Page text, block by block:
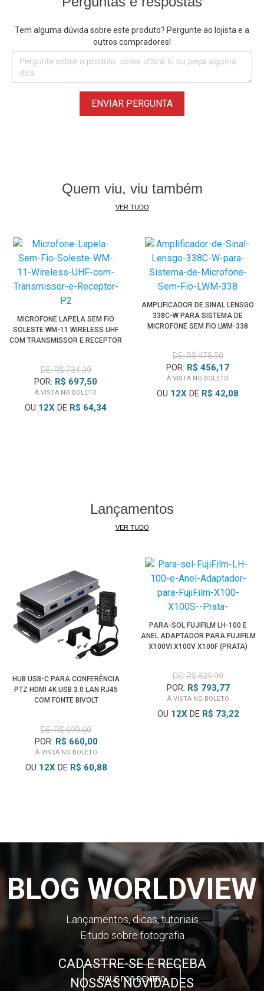
Tem alguma dúvida sobre este produto? Pergunte ao lojista e a
outros compradores!
ENVIAR PERGUNTA
Quem viu, viu também
VER TUDO
MICROFONE LAPELA SEM FIO
SOLESTE WM-11 WIRELESS UHF
COM TRANSMISSOR E RECEPTOR
DE: R$ 734,99
POR: R$ 697,50
À VISTA NO BOLETO
OU 12X DE R$ 64,34
AMPLIFICADOR DE SINAL LENSGO
338C-W PARA SISTEMA DE
MICROFONE SEM FIO LWM-338
DE: R$ 478,50
POR: R$ 456,17
À VISTA NO BOLETO
OU 12X DE R$ 42,08
Lançamentos
VER TUDO
HUB USB-C PARA CONFERÊNCIA
PTZ HDMI 4K USB 3.0 LAN RJ45
COM FONTE BIVOLT
DE: R$ 699,60
POR: R$ 660,00
À VISTA NO BOLETO
OU 12XDE R$ 60,88
PARA-SOL FUJIFILM LH-100 E
ANEL ADAPTADOR PARA FUJIFILM
X100VI X100V X100F (PRATA)
DE: R$ 829,99
POR: R$ 793,77
À VISTA NO BOLETO
OU 12XDE R$ 73,22
BLOG WORLDVIEW
Lançamentos, dicas, tutoriais
E tudo sobre fotografia
FIQUE POR DENTRO
CADASTRE-SE E RECEBA
NOSSAS NOVIDADES